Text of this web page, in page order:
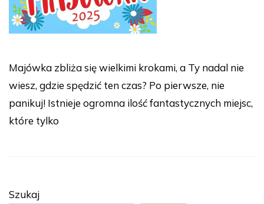
Majówka zbliża się wielkimi krokami, a Ty nadal nie
wiesz, gdzie spędzić ten czas? Po pierwsze, nie
panikuj! Istnieje ogromna ilość fantastycznych miejsc,
które tylko
Szukaj